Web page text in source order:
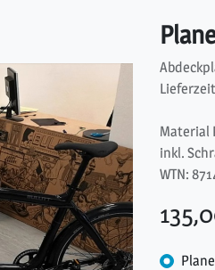
Material
inkl.
WTN: